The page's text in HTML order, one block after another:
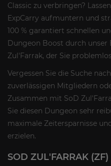
Classic zu verbringen?
ExpCarry aufmuntern und
100 % garantiert schnellen
Dungeon Boost durch
Zul'Farrak, der Sie
Vergessen Sie die Suche
zuverlässigen Mitgliedern
Zusammen mit SoD
Sie diesen Dungeon sehr
maximale Zeitersparnisse
erzielen.
SOD ZUL'FARRAK